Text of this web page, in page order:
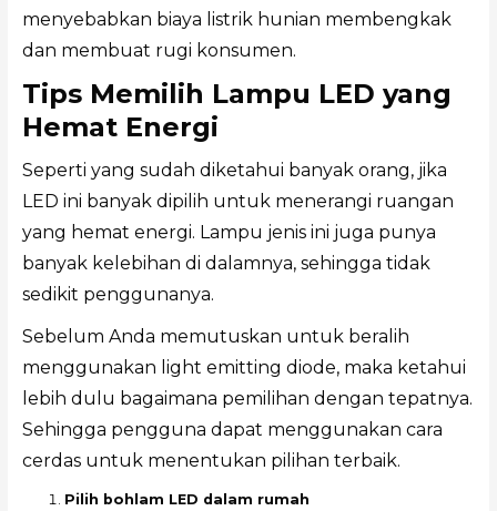
menyebabkan biaya listrik hunian membengkak
dan membuat rugi konsumen.
Tips Memilih Lampu LED yang
Hemat Energi
Seperti yang sudah diketahui banyak orang, jika
LED ini banyak dipilih untuk menerangi ruangan
yang hemat energi. Lampu jenis ini juga punya
banyak kelebihan di dalamnya, sehingga tidak
sedikit penggunanya.
Sebelum Anda memutuskan untuk beralih
menggunakan light emitting diode, maka ketahui
lebih dulu bagaimana pemilihan dengan tepatnya.
Sehingga pengguna dapat menggunakan cara
cerdas untuk menentukan pilihan terbaik.
Pilih bohlam LED dalam rumah